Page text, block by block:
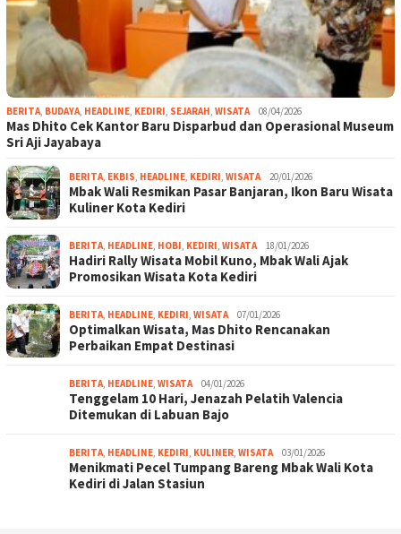
BERITA, BUDAYA, HEADLINE, KEDIRI, SEJARAH, WISATA 08/04/2026
Mas Dhito Cek Kantor Baru Disparbud dan Operasional Museum
Sri Aji Jayabaya
BERITA, EKBIS, HEADLINE, KEDIRI, WISATA 20/01/2026
Mbak Wali Resmikan Pasar Banjaran, Ikon Baru Wisata
Kuliner Kota Kediri
BERITA, HEADLINE, HOBI, KEDIRI, WISATA 18/01/2026
Hadiri Rally Wisata Mobil Kuno, Mbak Wali Ajak
Promosikan Wisata Kota Kediri
BERITA, HEADLINE, KEDIRI, WISATA 07/01/2026
Optimalkan Wisata, Mas Dhito Rencanakan
Perbaikan Empat Destinasi
BERITA, HEADLINE, WISATA 04/01/2026
Tenggelam 10 Hari, Jenazah Pelatih Valencia
Ditemukan di Labuan Bajo
BERITA, HEADLINE, KEDIRI, KULINER, WISATA 03/01/2026
Menikmati Pecel Tumpang Bareng Mbak Wali Kota
Kediri di Jalan Stasiun